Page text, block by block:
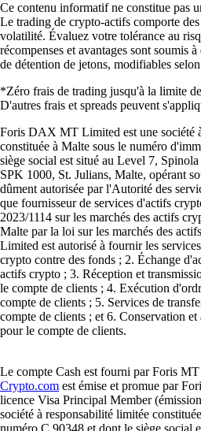
Ce contenu informatif ne constitue pas
Le trading de crypto-actifs comporte
volatilité. Évaluez votre tolérance au
récompenses et avantages sont soumis
de détention de jetons, modifiables
*Zéro frais de trading jusqu'à la limite
D'autres frais et spreads peuvent
Foris DAX MT Limited est une société
constituée à Malte sous le numéro
siège social est situé au Level 7,
SPK 1000, St. Julians, Malte, opérant
dûment autorisée par l'Autorité des
que fournisseur de services d'actifs
2023/1114 sur les marchés des actifs
Malte par la loi sur les marchés des
Limited est autorisé à fournir les
crypto contre des fonds ; 2. Échange
actifs crypto ; 3. Réception et
le compte de clients ; 4. Exécution
compte de clients ; 5. Services de
compte de clients ; et 6. Conservation
pour le compte de clients.
Le compte Cash est fourni par Foris
Crypto.com est émise et promue par
licence Visa Principal Member
société à responsabilité limitée